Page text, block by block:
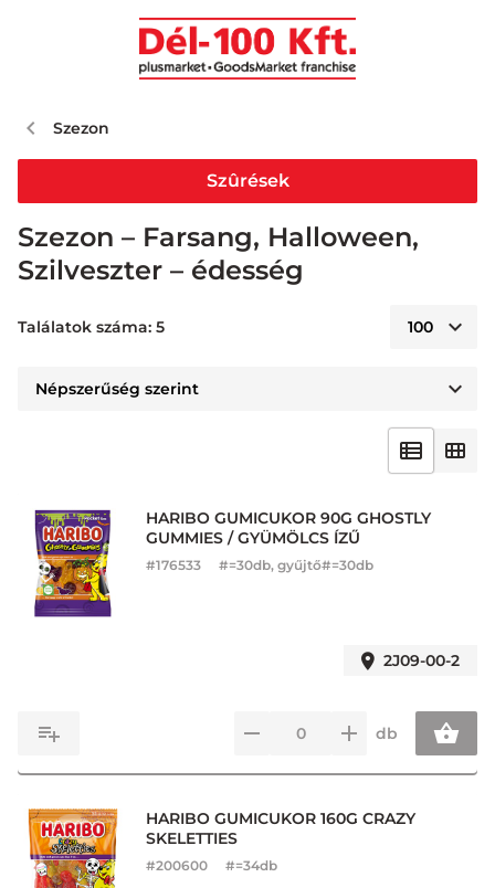
Szezon
Szezon – Farsang, Halloween,
Szilveszter – édesség
Találatok száma: 5
HARIBO GUMICUKOR 90G GHOSTLY
GUMMIES / GYÜMÖLCS ÍZŰ
#176533 #=30db, gyűjtő#=30db
2J09-00-2
db
HARIBO GUMICUKOR 160G CRAZY
SKELETTIES
#200600 #=34db
Szûrések